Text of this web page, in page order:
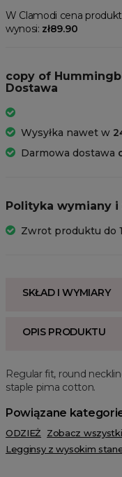
W Clamodi cena
wynosi: zł89.90
copy of
Dostawa
Wysyłka nawet w
Darmowa dostawa
Polityka wymiany
Zwrot produktu do
SKŁAD I WYMIARY
OPIS PRODUKTU
Regular fit, round
staple pima cotton.
Powiązane
ODZIEŻ Zobacz
Legginsy z wysokim